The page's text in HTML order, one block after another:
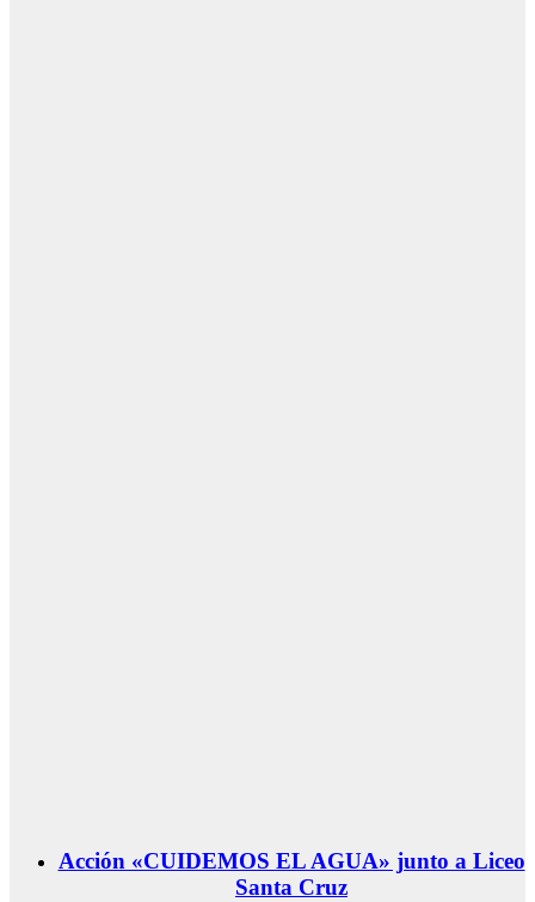
Acción «CUIDEMOS EL AGUA» junto a Liceo
Santa Cruz